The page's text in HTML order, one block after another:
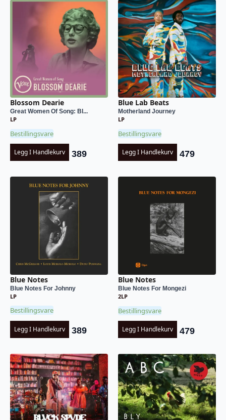
Blossom Dearie
Great Women Of Song: Bl...
LP
Bestillingsvare
Legg I Handlekurv 389
Blue Lab Beats
Motherland Journey
LP
Bestillingsvare
Legg I Handlekurv 479
Blue Notes
Blue Notes For Johnny
LP
Bestillingsvare
Legg I Handlekurv 389
Blue Notes
Blue Notes For Mongezi
2LP
Bestillingsvare
Legg I Handlekurv 479